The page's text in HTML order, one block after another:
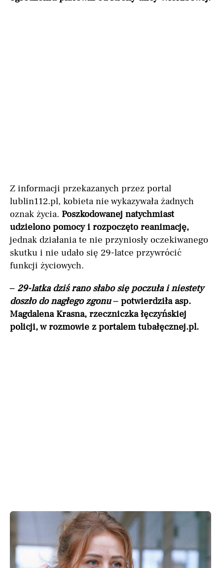
Z informacji przekazanych przez portal
lublin112.pl, kobieta nie wykazywała żadnych
oznak życia. Poszkodowanej natychmiast
udzielono pomocy i rozpoczęto reanimację,
jednak działania te nie przyniosły oczekiwanego
skutku i nie udało się 29-latce przywrócić
funkcji życiowych.
– 29-latka dziś rano słabo się poczuła i niestety
doszło do nagłego zgonu – potwierdziła asp.
Magdalena Krasna, rzeczniczka łęczyńskiej
policji, w rozmowie z portalem tubałęcznej.pl.